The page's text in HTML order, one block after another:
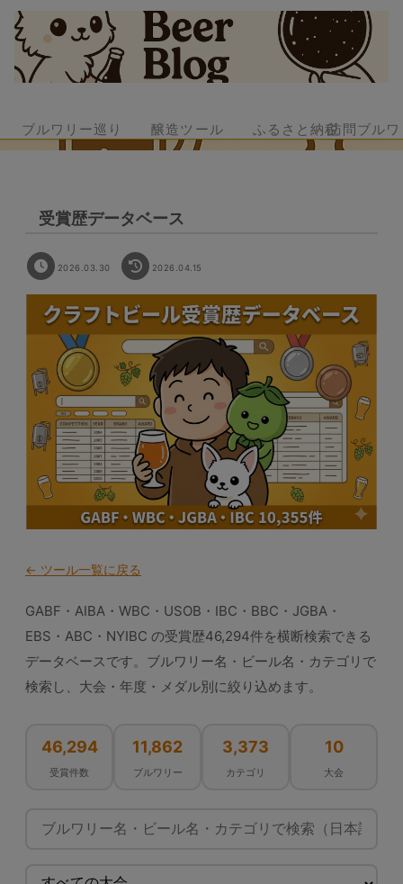
ブルワリー巡り 醸造ツール ふるさと納税訪問ブル
受賞歴データベース
2026.03.30 2026.04.15
← ツール一覧に戻る
GABF・AIBA・WBC・USOB・IBC・BBC・JGBA・
EBS・ABC・NYIBC の受賞歴46,294件を横断検索できる
データベースです。ブルワリー名・ビール名・カテゴリで
検索し、大会・年度・メダル別に絞り込めます。
46,294
受賞件数
11,862
ブルワリー
3,373
カテゴリ
10
大会